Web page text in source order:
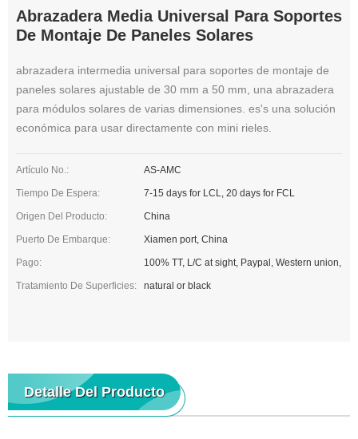
Abrazadera Media Universal Para Soportes
De Montaje De Paneles Solares
abrazadera intermedia universal para soportes de montaje de
paneles solares ajustable de 30 mm a 50 mm, una abrazadera
para módulos solares de varias dimensiones. es's una solución
económica para usar directamente con mini rieles.
Artículo No.: AS-AMC
Tiempo De Espera: 7-15 days for LCL, 20 days for FCL
Origen Del Producto: China
Puerto De Embarque: Xiamen port, China
Pago: 100% TT, L/C at sight, Paypal, Western union,
Tratamiento De Superficies: natural or black
Detalle Del Producto